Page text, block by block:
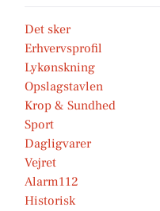
Det sker
Erhvervsprofil
Lykønskning
Opslagstavlen
Krop & Sundhed
Sport
Dagligvarer
Vejret
Alarm112
Historisk